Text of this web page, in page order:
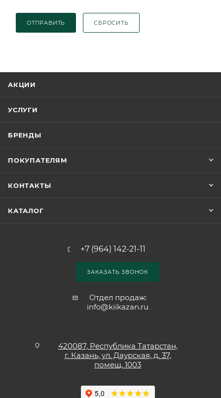
ОТПРАВИТЬ СБРОСИТЬ
АКЦИИ
УСЛУГИ
БРЕНДЫ
ПОКУПАТЕЛЯМ
КОНТАКТЫ
КАТАЛОГ
+7 (964) 142-21-11
ЗАКАЗАТЬ ЗВОНОК
Отдел продаж:
info@kiikazan.ru
420087, Республика Татарстан,
г. Казань, ул. Даурская, д. 37,
помещ. 1003